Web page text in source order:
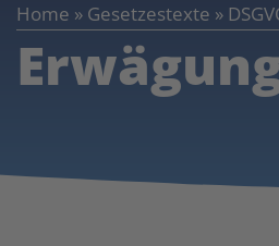
Home » Gesetzestexte »